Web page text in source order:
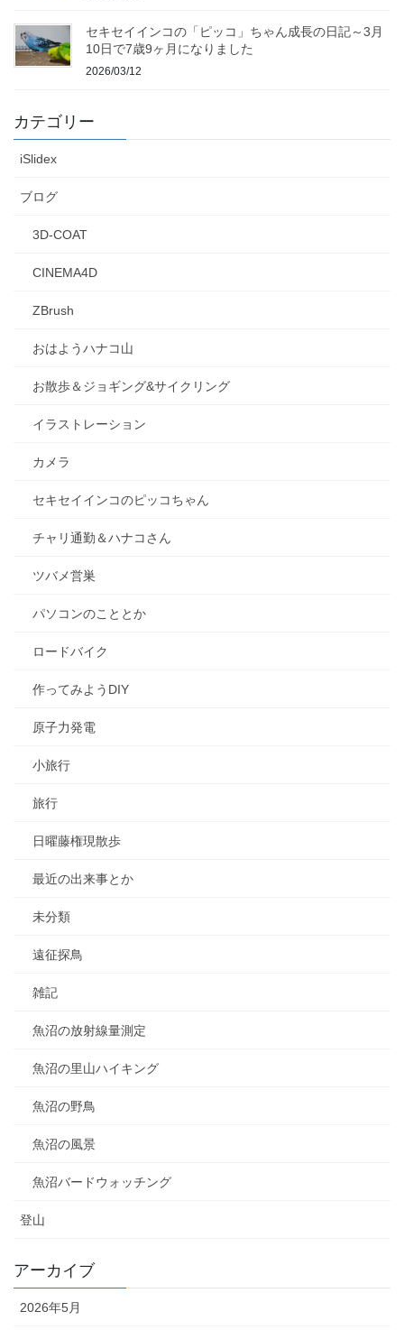
セキセイインコの「ピッコ」ちゃん成長の日記～3月
10日で7歳9ヶ月になりました
2026/03/12
カテゴリー
iSlidex
ブログ
3D-COAT
CINEMA4D
ZBrush
おはようハナコ山
お散歩＆ジョギング&サイクリング
イラストレーション
カメラ
セキセイインコのピッコちゃん
チャリ通勤＆ハナコさん
ツバメ営巣
パソコンのこととか
ロードバイク
作ってみようDIY
原子力発電
小旅行
旅行
日曜藤権現散歩
最近の出来事とか
未分類
遠征探鳥
雑記
魚沼の放射線量測定
魚沼の里山ハイキング
魚沼の野鳥
魚沼の風景
魚沼バードウォッチング
登山
アーカイブ
2026年5月